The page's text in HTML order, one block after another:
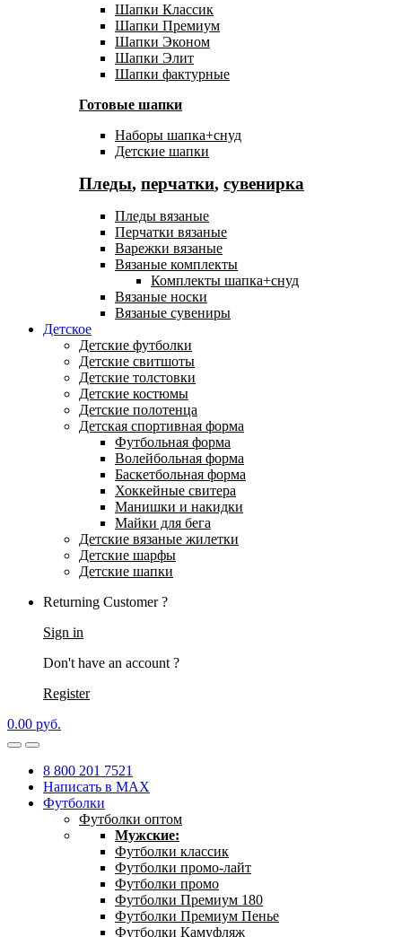
Шапки Классик
Шапки Премиум
Шапки Эконом
Шапки Элит
Шапки фактурные
Готовые шапки
Наборы шапка+снуд
Детские шапки
Пледы, перчатки, сувенирка
Пледы вязаные
Перчатки вязаные
Варежки вязаные
Вязаные комплекты
Комплекты шапка+снуд
Вязаные носки
Вязаные сувениры
Детское
Детские футболки
Детские свитшоты
Детские толстовки
Детские костюмы
Детские полотенца
Детская спортивная форма
Футбольная форма
Волейбольная форма
Баскетбольная форма
Хоккейные свитера
Манишки и накидки
Майки для бега
Детские вязаные жилетки
Детские шарфы
Детские шапки
Returning Customer ?
Sign in
Don't have an account ?
Register
0.00 руб.
8 800 201 7521
Написать в MAX
Футболки
Футболки оптом
Мужские:
Футболки классик
Футболки промо-лайт
Футболки промо
Футболки Премиум 180
Футболки Премиум Пенье
Футболки Камуфляж